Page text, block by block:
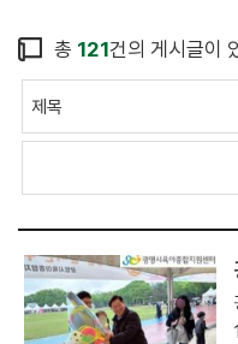
총 121건의 게시글이